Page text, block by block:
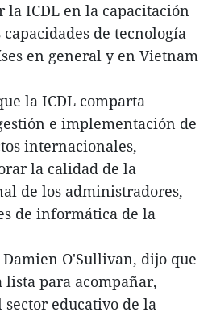
la ICDL en la capacitación
de tecnología
en general y en Vietnam
la ICDL comparta
e implementación de
internacionales,
la calidad de la
de los administradores,
de informática de la
O'Sullivan, dijo que
para acompañar,
sector educativo de la